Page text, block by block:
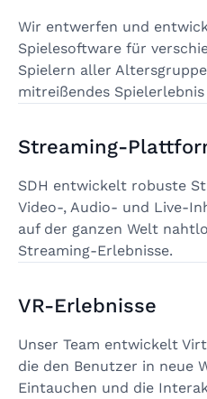
Wir entwerfen und
Spielesoftware für
Spielern aller
mitreißendes
Streaming-
SDH entwickelt robuste
Video-, Audio- und Live-
auf der ganzen Welt
Streaming-Erlebnisse.
VR-Erlebnisse
Unser Team entwickelt
die den Benutzer in neue
Eintauchen und die